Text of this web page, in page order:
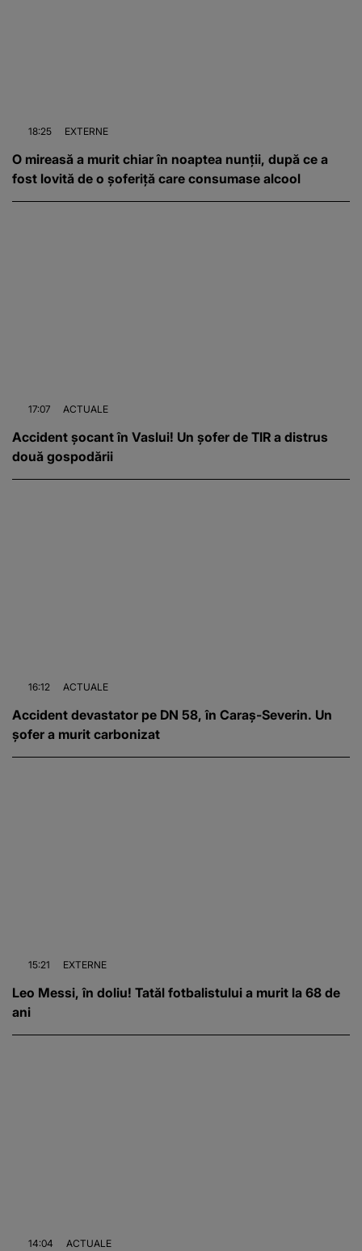
18:25 EXTERNE
O mireasă a murit chiar în noaptea nunții, după ce a
fost lovită de o șoferiță care consumase alcool
17:07 ACTUALE
Accident șocant în Vaslui! Un șofer de TIR a distrus
două gospodării
16:12 ACTUALE
Accident devastator pe DN 58, în Caraș-Severin. Un
șofer a murit carbonizat
15:21 EXTERNE
Leo Messi, în doliu! Tatăl fotbalistului a murit la 68 de
ani
14:04 ACTUALE